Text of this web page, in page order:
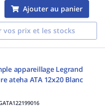
Ajouter au panier
vos prix et les stocks
appareillage Legrand
ateha ATA 12x20 Blanc